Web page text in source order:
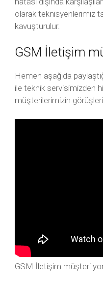
olarak teknisyenlerimiz
kavuşturulur.
GSM İletişim
Hemen aşağıda
ile teknik servisimizden
müşterilerimizin
GSM İletişim müşteri